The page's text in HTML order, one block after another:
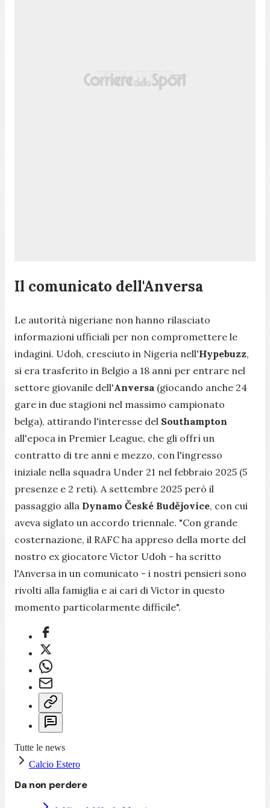
Il comunicato dell'Anversa
Le autorità nigeriane non hanno rilasciato
informazioni ufficiali per non compromettere le
indagini. Udoh, cresciuto in Nigeria nell'Hypebuzz,
si era trasferito in Belgio a 18 anni per entrare nel
settore giovanile dell'Anversa (giocando anche 24
gare in due stagioni nel massimo campionato
belga), attirando l'interesse del Southampton
all'epoca in Premier League, che gli offrì un
contratto di tre anni e mezzo, con l'ingresso
iniziale nella squadra Under 21 nel febbraio 2025 (5
presenze e 2 reti). A settembre 2025 però il
passaggio alla Dynamo České Budějovice, con cui
aveva siglato un accordo triennale. "Con grande
costernazione, il RAFC ha appreso della morte del
nostro ex giocatore Victor Udoh - ha scritto
l'Anversa in un comunicato - i nostri pensieri sono
rivolti alla famiglia e ai cari di Victor in questo
momento particolarmente difficile".
Tutte le news
Calcio Estero
Da non perdere